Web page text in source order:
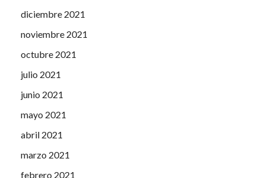
diciembre 2021
noviembre 2021
octubre 2021
julio 2021
junio 2021
mayo 2021
abril 2021
marzo 2021
febrero 2021